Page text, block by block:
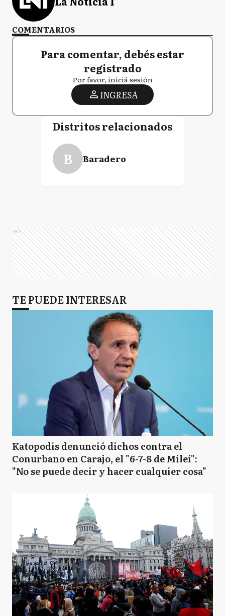
COMENTARIOS
Para comentar, debés estar
registrado
Por favor, iniciá sesión
INGRESA
Distritos relacionados
B Baradero
Ads
TE PUEDE INTERESAR
Katopodis denunció dichos contra el
Conurbano en Carajo, el "6-7-8 de Milei":
"No se puede decir y hacer cualquier cosa"